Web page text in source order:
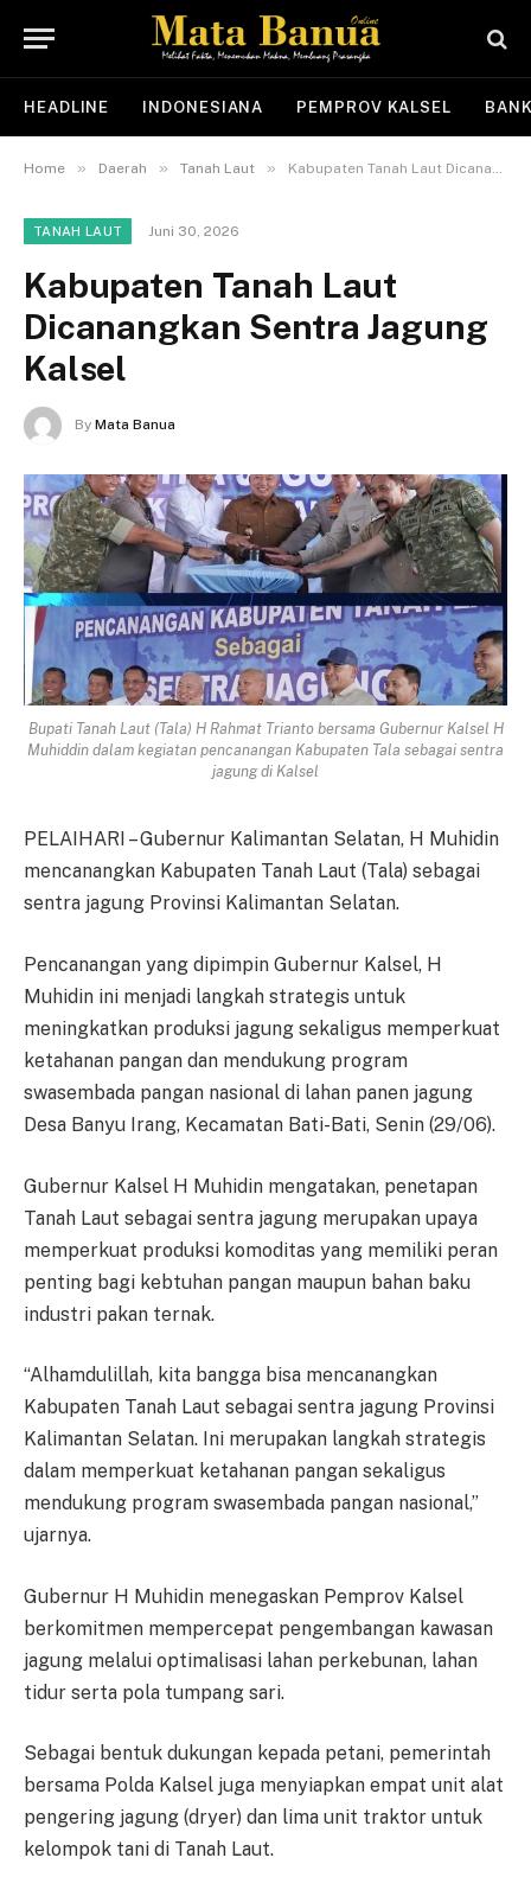
HEADLINE INDONESIANA PEMPROV KALSEL
Home » Daerah » Tanah Laut » Kabupaten Tanah Laut Dicanangkan Sentra Jagung Kalsel
TANAH LAUT Juni 30, 2026
Kabupaten Tanah Laut
Dicanangkan Sentra Jagung
Kalsel
By Mata Banua
Bupati Tanah Laut (Tala) H Rahmat Trianto bersama Gubernur Kalsel H
Muhiddin dalam kegiatan pencanangan Kabupaten Tala sebagai sentra
jagung di Kalsel
PELAIHARI – Gubernur Kalimantan Selatan, H Muhidin
mencanangkan Kabupaten Tanah Laut (Tala) sebagai
sentra jagung Provinsi Kalimantan Selatan.
Pencanangan yang dipimpin Gubernur Kalsel, H
Muhidin ini menjadi langkah strategis untuk
meningkatkan produksi jagung sekaligus memperkuat
ketahanan pangan dan mendukung program
swasembada pangan nasional di lahan panen jagung
Desa Banyu Irang, Kecamatan Bati-Bati, Senin (29/06).
Gubernur Kalsel H Muhidin mengatakan, penetapan
Tanah Laut sebagai sentra jagung merupakan upaya
memperkuat produksi komoditas yang memiliki peran
penting bagi kebtuhan pangan maupun bahan baku
industri pakan ternak.
“Alhamdulillah, kita bangga bisa mencanangkan
Kabupaten Tanah Laut sebagai sentra jagung Provinsi
Kalimantan Selatan. Ini merupakan langkah strategis
dalam memperkuat ketahanan pangan sekaligus
mendukung program swasembada pangan nasional,”
ujarnya.
Gubernur H Muhidin menegaskan Pemprov Kalsel
berkomitmen mempercepat pengembangan kawasan
jagung melalui optimalisasi lahan perkebunan, lahan
tidur serta pola tumpang sari.
Sebagai bentuk dukungan kepada petani, pemerintah
bersama Polda Kalsel juga menyiapkan empat unit alat
pengering jagung (dryer) dan lima unit traktor untuk
kelompok tani di Tanah Laut.